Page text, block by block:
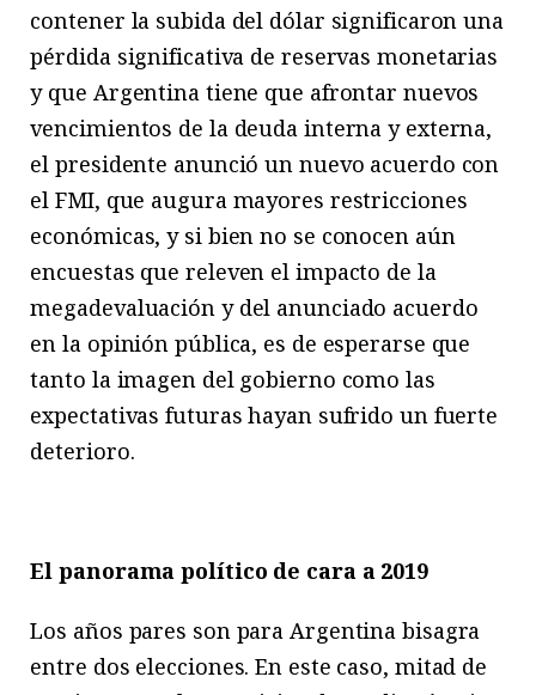
contener la subida del dólar significaron una
pérdida significativa de reservas monetarias
y que Argentina tiene que afrontar nuevos
vencimientos de la deuda interna y externa,
el presidente anunció un nuevo acuerdo con
el FMI, que augura mayores restricciones
económicas, y si bien no se conocen aún
encuestas que releven el impacto de la
megadevaluación y del anunciado acuerdo
en la opinión pública, es de esperarse que
tanto la imagen del gobierno como las
expectativas futuras hayan sufrido un fuerte
deterioro.
El panorama político de cara a 2019
Los años pares son para Argentina bisagra
entre dos elecciones. En este caso, mitad de